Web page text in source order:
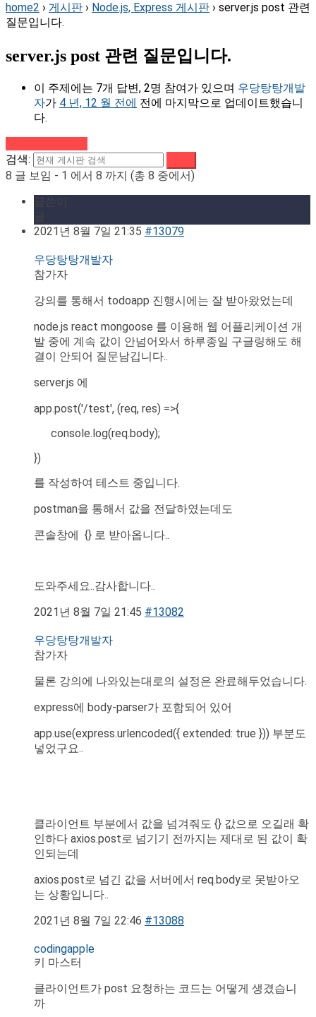
home2 › 게시판 › Node.js, Express 게시판 › server.js post 관련
질문입니다.
server.js post 관련 질문입니다.
이 주제에는 7개 답변, 2명 참여가 있으며 우당탕탕개발
자가 4 년, 12 월 전에 전에 마지막으로 업데이트했습니
다.
검색:
8 글 보임 - 1 에서 8 까지 (총 8 중에서)
2021년 8월 7일 21:35 #13079
우당탕탕개발자
참가자
강의를 통해서 todoapp 진행시에는 잘 받아왔었는데
node.js react mongoose 를 이용해 웹 어플리케이션 개
발 중에 계속 값이 안넘어와서 하루종일 구글링해도 해
결이 안되어 질문남깁니다..
server.js 에
app.post('/test', (req, res) =>{
console.log(req.body);
})
를 작성하여 테스트 중입니다.
postman을 통해서 값을 전달하였는데도
콘솔창에 {} 로 받아옵니다..
도와주세요..감사합니다..
2021년 8월 7일 21:45 #13082
우당탕탕개발자
참가자
물론 강의에 나와있는대로의 설정은 완료해두었습니다.
express에 body-parser가 포함되어 있어
app.use(express.urlencoded({ extended: true })) 부분도
넣었구요..
클라이언트 부분에서 값을 넘겨줘도 {} 값으로 오길래 확
인하다 axios.post로 넘기기 전까지는 제대로 된 값이 확
인되는데
axios.post로 넘긴 값을 서버에서 req.body로 못받아오
는 상황입니다..
2021년 8월 7일 22:46 #13088
codingapple
키 마스터
클라이언트가 post 요청하는 코드는 어떻게 생겼습니
까